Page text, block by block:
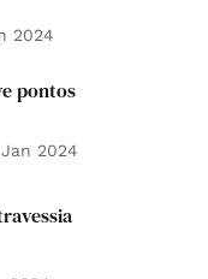
2024
pontos
2024